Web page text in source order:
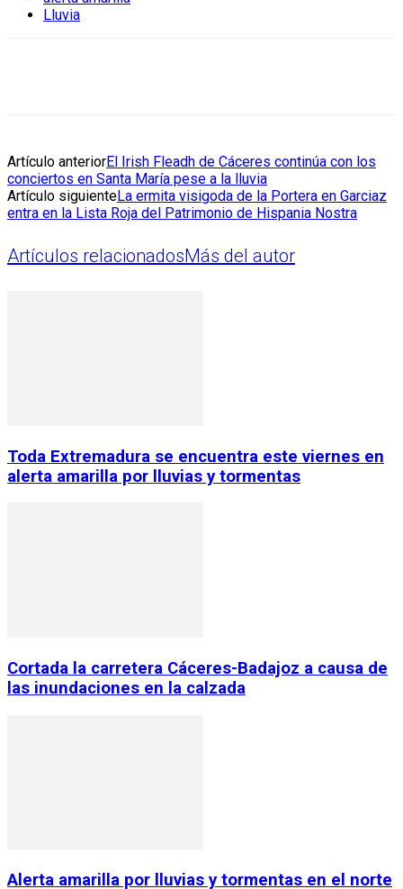
Lluvia
Artículo anteriorEl Irish Fleadh de Cáceres continúa con los
conciertos en Santa María pese a la lluvia
Artículo siguienteLa ermita visigoda de la Portera en Garciaz
entra en la Lista Roja del Patrimonio de Hispania Nostra
Artículos relacionadosMás del autor
Toda Extremadura se encuentra este viernes en
alerta amarilla por lluvias y tormentas
Cortada la carretera Cáceres-Badajoz a causa de
las inundaciones en la calzada
Alerta amarilla por lluvias y tormentas en el norte